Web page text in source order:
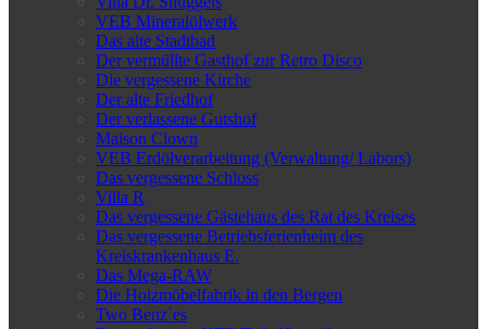
VEB Mineralölwerk
Das alte Stadtbad
Der vermüllte Gasthof zur Retro Disco
Die vergessene Kirche
Der alte Friedhof
Der verlassene Gutshof
Maison Clown
VEB Erdölverarbeitung (Verwaltung/ Labors)
Das vergessene Schloss
Villa R
Das vergessene Gästehaus des Rat des Kreises
Das vergessene Betriebsferienheim des
Kreiskrankenhaus E.
Das Mega-RAW
Die Holzmöbelfabrik in den Bergen
Two Benz`es